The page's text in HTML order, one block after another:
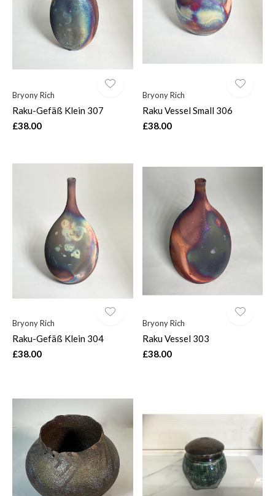
Bryony Rich
Raku-Gefäß Klein 307
£38.00
Bryony Rich
Raku Vessel Small 306
£38.00
Bryony Rich
Raku-Gefäß Klein 304
£38.00
Bryony Rich
Raku Vessel 303
£38.00